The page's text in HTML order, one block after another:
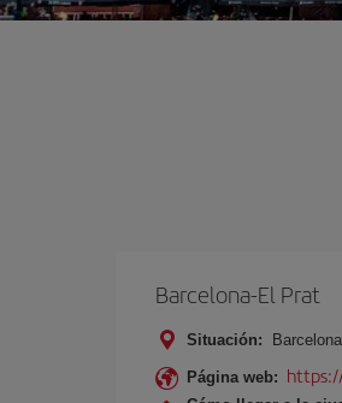
Barcelona-El Prat
Situación: Barcelona
Página web: